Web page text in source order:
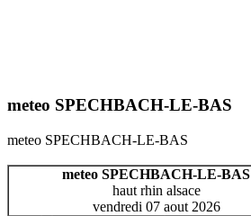
meteo SPECHBACH-LE-BAS
meteo SPECHBACH-LE-BAS
meteo SPECHBACH-LE-BAS
haut rhin alsace
vendredi 07 aout 2026